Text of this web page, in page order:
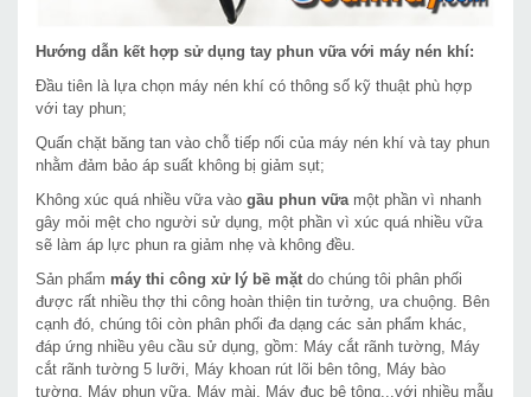
Hướng dẫn kết hợp sử dụng tay phun vữa với máy nén khí:
Đầu tiên là lựa chọn máy nén khí có thông số kỹ thuật phù hợp
với tay phun;
Quấn chặt băng tan vào chỗ tiếp nối của máy nén khí và tay phun
nhằm đảm bảo áp suất không bị giảm sụt;
Không xúc quá nhiều vữa vào gầu phun vữa một phần vì nhanh
gây mỏi mệt cho người sử dụng, một phần vì xúc quá nhiều vữa
sẽ làm áp lực phun ra giảm nhẹ và không đều.
Sản phẩm máy thi công xử lý bề mặt do chúng tôi phân phối
được rất nhiều thợ thi công hoàn thiện tin tưởng, ưa chuộng. Bên
cạnh đó, chúng tôi còn phân phối đa dạng các sản phẩm khác,
đáp ứng nhiều yêu cầu sử dụng, gồm: Máy cắt rãnh tường, Máy
cắt rãnh tường 5 lưỡi, Máy khoan rút lõi bên tông, Máy bào
tường, Máy phun vữa, Máy mài, Máy đục bê tông...với nhiều mẫu